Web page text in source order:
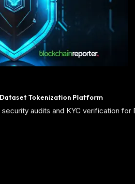
Tokenization Platform
audits and KYC verification for